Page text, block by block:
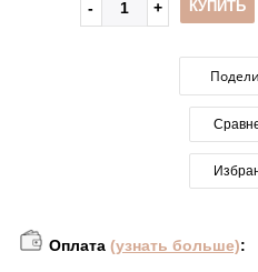
КУПИТЬ
Оплата (узнать больше):